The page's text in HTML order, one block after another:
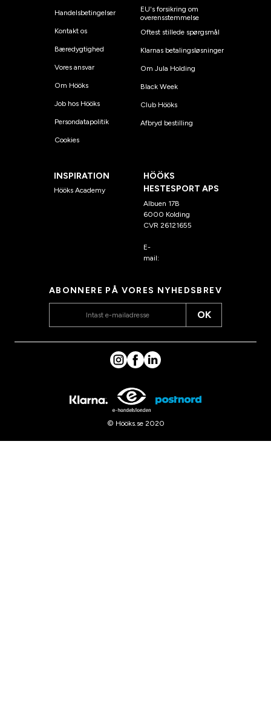
Handelsbetingelser
Kontakt os
Bæredygtighed
Vores ansvar
Om Hööks
Job hos Hööks
Persondatapolitik
Cookies
EU's forsikring om
overensstemmelse
Oftest stillede spørgsmål
Klarnas betalingsløsninger
Om Jula Holding
Black Week
Club Hööks
Afbryd bestilling
INSPIRATION
Hööks Academy
HÖÖKS
HESTESPORT APS
Albuen 17B
6000 Kolding
CVR 26121655
E-
mail:
ABONNERE PÅ VORES NYHEDSBREV
OK
© Hööks.se 2020